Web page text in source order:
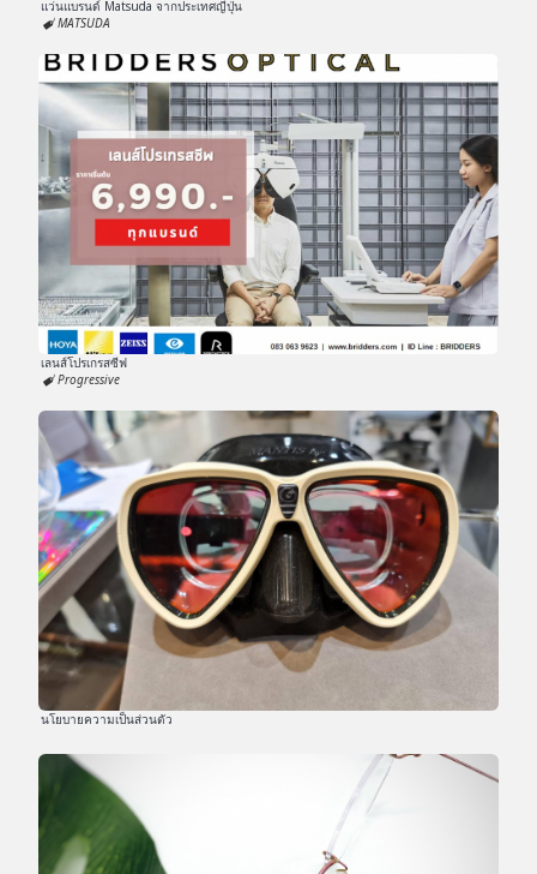
แว่นแบรนด์ Matsuda จากประเทศญี่ปุ่น
MATSUDA
เลนส์โปรเกรสซีฟ
Progressive
นโยบายความเป็นส่วนตัว